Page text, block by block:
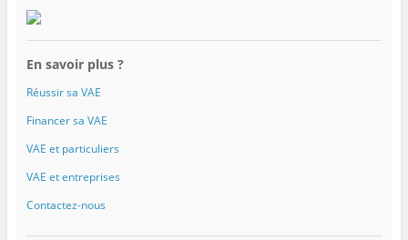
En savoir plus ?
Réussir sa VAE
Financer sa VAE
VAE et particuliers
VAE et entreprises
Contactez-nous